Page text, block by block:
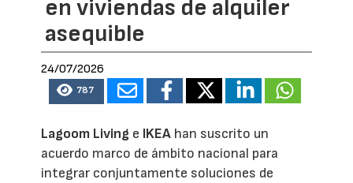
en viviendas de alquiler
asequible
24/07/2026
787
Lagoom Living e IKEA han suscrito un
acuerdo marco de ámbito nacional para
integrar conjuntamente soluciones de